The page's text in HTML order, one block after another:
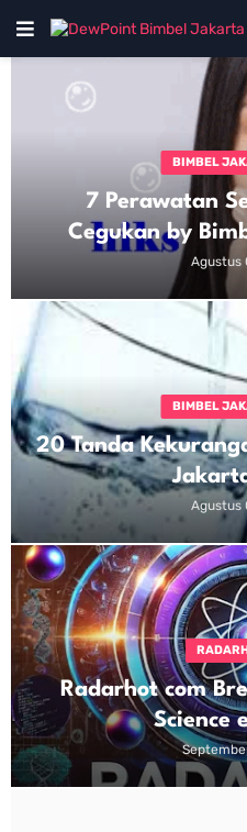
BIMBEL
7 Perawatan
Cegukan by
Agustus
BIMBEL
20 Tanda
Agustus
Radarhot com
Science